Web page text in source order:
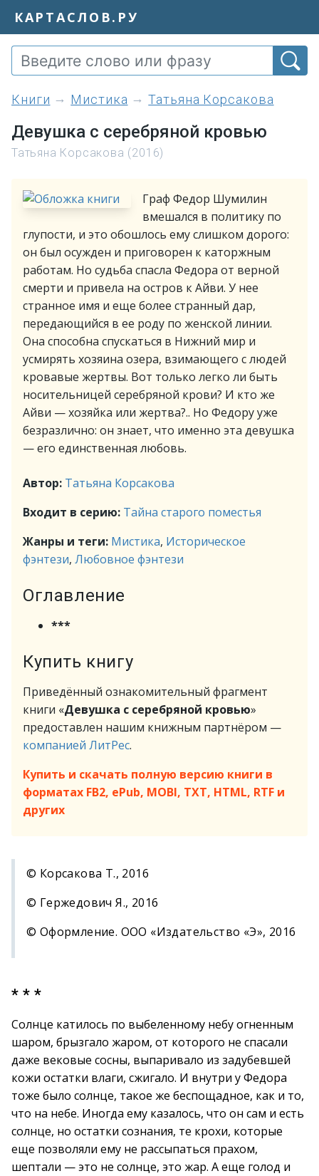
КАРТАСЛОВ.РУ
книги Мистика Татьяна Корсакова
Девушка с серебряной кровью
Татьяна Корсакова (2016)
Граф Федор Шумилин
вмешался в политику по
глупости, и это обошлось ему слишком дорого:
он был осужден и приговорен к каторжным
работам. Но судьба спасла Федора от верной
смерти и привела на остров к Айви. У нее
странное имя и еще более странный дар,
передающийся в ее роду по женской линии.
Она способна спускаться в Нижний мир и
усмирять хозяина озера, взимающего с людей
кровавые жертвы. Вот только легко ли быть
носительницей серебряной крови? И кто же
Айви — хозяйка или жертва?.. Но Федору уже
безразлично: он знает, что именно эта девушка
— его единственная любовь.
Автор: Татьяна Корсакова
Входит в серию: Тайна старого поместья
Жанры и теги: Мистика, Историческое
фэнтези, Любовное фэнтези
Оглавление
***
Купить книгу
Приведённый ознакомительный фрагмент
книги «Девушка с серебряной кровью»
предоставлен нашим книжным партнёром —
компанией ЛитРес.
Купить и скачать полную версию книги в
форматах FB2, ePub, MOBI, TXT, HTML, RTF и
других
© Корсакова Т., 2016
© Гержедович Я., 2016
© Оформление. ООО «Издательство «Э», 2016
* * *
Солнце катилось по выбеленному небу огненным
шаром, брызгало жаром, от которого не спасали
даже вековые сосны, выпаривало из задубевшей
кожи остатки влаги, сжигало. И внутри у Федора
тоже было солнце, такое же беспощадное, как и то,
что на небе. Иногда ему казалось, что он сам и есть
солнце, но остатки сознания, те крохи, которые
еще позволяли ему не рассыпаться прахом,
шептали — это не солнце, это жар. А еще голод и